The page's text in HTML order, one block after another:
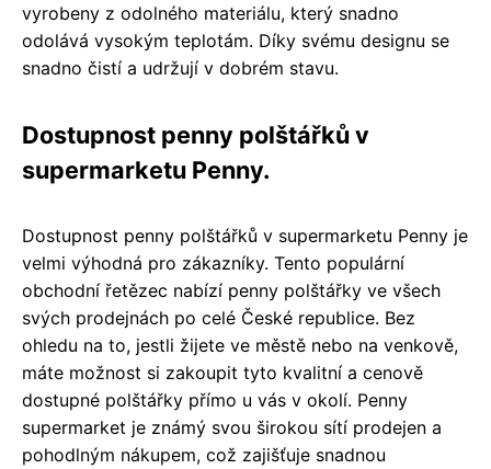
vyrobeny z odolného materiálu, který snadno
odolává vysokým teplotám. Díky svému designu se
snadno čistí a udržují v dobrém stavu.
Dostupnost penny polštářků v
supermarketu Penny.
Dostupnost penny polštářků v supermarketu Penny je
velmi výhodná pro zákazníky. Tento populární
obchodní řetězec nabízí penny polštářky ve všech
svých prodejnách po celé České republice. Bez
ohledu na to, jestli žijete ve městě nebo na venkově,
máte možnost si zakoupit tyto kvalitní a cenově
dostupné polštářky přímo u vás v okolí. Penny
supermarket je známý svou širokou sítí prodejen a
pohodlným nákupem, což zajišťuje snadnou